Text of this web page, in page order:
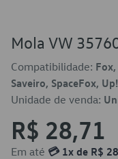
Mola VW
Compatibilidade:
Saveiro, SpaceFox,
Unidade de venda:
R$ 28,71
Em até 💳 1x de R$